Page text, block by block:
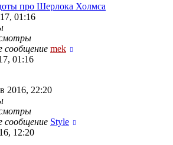
про Шерлока Холмса
01:16
сообщение mek
01:16
2016, 22:20
сообщение Style
12:20